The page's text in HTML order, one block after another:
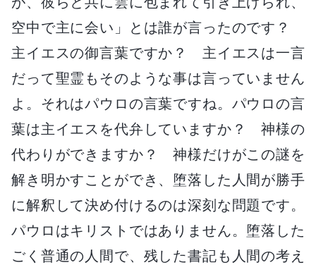
空中で主に会い」とは誰が言ったのです？
主イエスの御言葉ですか？ 主イエスは一言
だって聖霊もそのような事は言っていません
よ。それはパウロの言葉ですね。パウロの言
葉は主イエスを代弁していますか？ 神様の
代わりができますか？ 神様だけがこの謎を
解き明かすことができ、堕落した人間が勝手
に解釈して決め付けるのは深刻な問題です。
パウロはキリストではありません。堕落した
ごく普通の人間で、残した書記も人間の考え